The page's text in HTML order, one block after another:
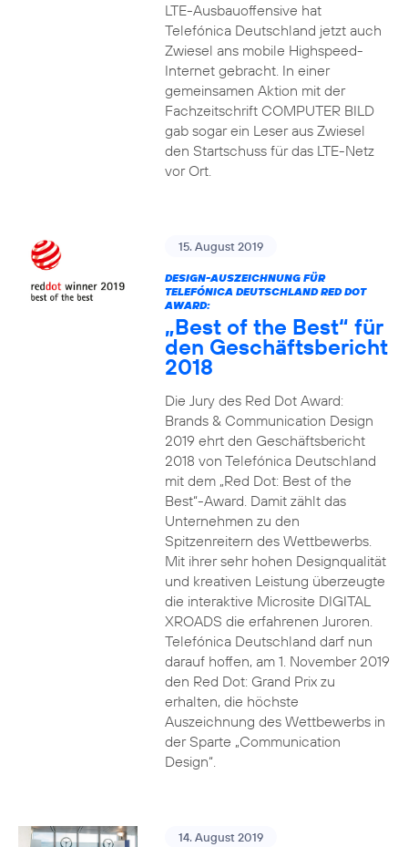
LTE-Ausbauoffensive hat
Telefónica Deutschland jetzt auch
Zwiesel ans mobile Highspeed-
Internet gebracht. In einer
gemeinsamen Aktion mit der
Fachzeitschrift COMPUTER BILD
gab sogar ein Leser aus Zwiesel
den Startschuss für das LTE-Netz
vor Ort.
15. August 2019
DESIGN-AUSZEICHNUNG FÜR
TELEFÓNICA DEUTSCHLAND RED DOT
AWARD:
„Best of the Best“ für
den Geschäftsbericht
2018
Die Jury des Red Dot Award:
Brands & Communication Design
2019 ehrt den Geschäftsbericht
2018 von Telefónica Deutschland
mit dem „Red Dot: Best of the
Best“-Award. Damit zählt das
Unternehmen zu den
Spitzenreitern des Wettbewerbs.
Mit ihrer sehr hohen Designqualität
und kreativen Leistung überzeugte
die interaktive Microsite DIGITAL
XROADS die erfahrenen Juroren.
Telefónica Deutschland darf nun
darauf hoffen, am 1. November 2019
den Red Dot: Grand Prix zu
erhalten, die höchste
Auszeichnung des Wettbewerbs in
der Sparte „Communication
Design“.
14. August 2019